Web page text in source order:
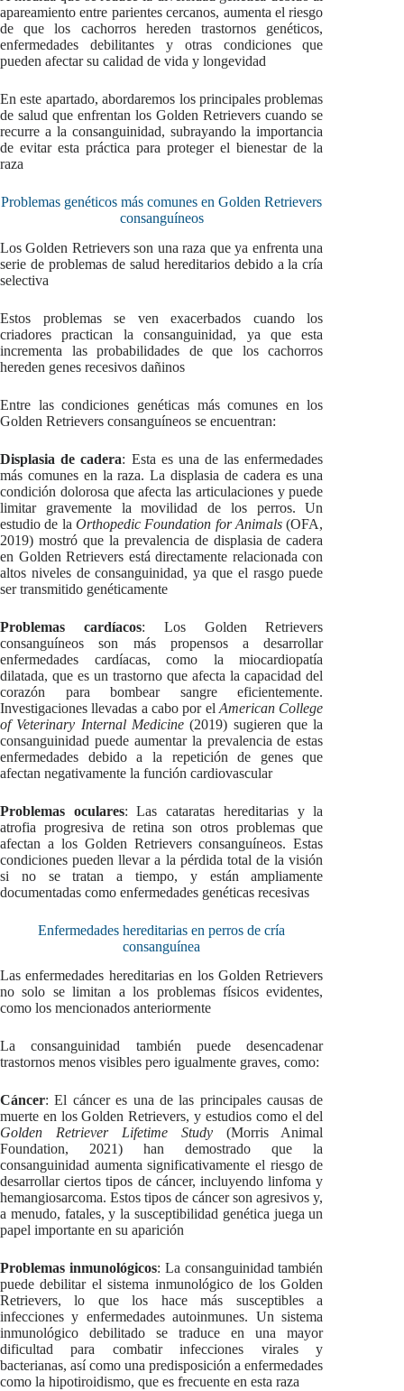
apareamiento entre parientes cercanos, aumenta el riesgo
de que los cachorros hereden trastornos genéticos,
enfermedades debilitantes y otras condiciones que
pueden afectar su calidad de vida y longevidad
En este apartado, abordaremos los principales problemas
de salud que enfrentan los Golden Retrievers cuando se
recurre a la consanguinidad, subrayando la importancia
de evitar esta práctica para proteger el bienestar de la
raza
Problemas genéticos más comunes en Golden Retrievers
consanguíneos
Los Golden Retrievers son una raza que ya enfrenta una
serie de problemas de salud hereditarios debido a la cría
selectiva
Estos problemas se ven exacerbados cuando los
criadores practican la consanguinidad, ya que esta
incrementa las probabilidades de que los cachorros
hereden genes recesivos dañinos
Entre las condiciones genéticas más comunes en los
Golden Retrievers consanguíneos se encuentran:
Displasia de cadera: Esta es una de las enfermedades
más comunes en la raza. La displasia de cadera es una
condición dolorosa que afecta las articulaciones y puede
limitar gravemente la movilidad de los perros. Un
estudio de laOrthopedic Foundation for Animals (OFA,
2019) mostró que la prevalencia de displasia de cadera
en Golden Retrievers está directamente relacionada con
altos niveles de consanguinidad, ya que el rasgo puede
ser transmitido genéticamente
Problemas cardíacos: Los Golden Retrievers
consanguíneos son más propensos a desarrollar
enfermedades cardíacas, como la miocardiopatía
dilatada, que es un trastorno que afecta la capacidad del
corazón para bombear sangre eficientemente.
Investigaciones llevadas a cabo por elAmerican College
of Veterinary Internal Medicine (2019) sugieren que la
consanguinidad puede aumentar la prevalencia de estas
enfermedades debido a la repetición de genes que
afectan negativamente la función cardiovascular
Problemas oculares: Las cataratas hereditarias y la
atrofia progresiva de retina son otros problemas que
afectan a los Golden Retrievers consanguíneos. Estas
condiciones pueden llevar a la pérdida total de la visión
si no se tratan a tiempo, y están ampliamente
documentadas como enfermedades genéticas recesivas
Enfermedades hereditarias en perros de cría
consanguínea
Las enfermedades hereditarias en los Golden Retrievers
no solo se limitan a los problemas físicos evidentes,
como los mencionados anteriormente
La consanguinidad también puede desencadenar
trastornos menos visibles pero igualmente graves, como:
Cáncer: El cáncer es una de las principales causas de
muerte en los Golden Retrievers, y estudios como el del
Golden Retriever Lifetime Study(Morris Animal
Foundation, 2021) han demostrado que la
consanguinidad aumenta significativamente el riesgo de
desarrollar ciertos tipos de cáncer, incluyendo linfoma y
hemangiosarcoma. Estos tipos de cáncer son agresivos y,
a menudo, fatales, y la susceptibilidad genética juega un
papel importante en su aparición
Problemas inmunológicos: La consanguinidad también
puede debilitar el sistema inmunológico de los Golden
Retrievers, lo que los hace más susceptibles a
infecciones y enfermedades autoinmunes. Un sistema
inmunológico debilitado se traduce en una mayor
dificultad para combatir infecciones virales y
bacterianas, así como una predisposición a enfermedades
como la hipotiroidismo, que es frecuente en esta raza